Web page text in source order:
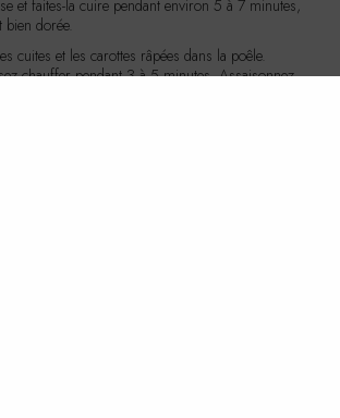
chauffer pendant 3 à 5 minutes. Assaisonnez
selon votre goût.
de saucisse, lentilles et carottes dans une